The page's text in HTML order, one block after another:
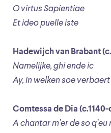
O virtus Sapientiae
Et ideo puelle iste
Hadewijch van Brabant
Namelijke, ghi ende ic
Ay, in welken soe
Comtessa de Dia (c.1140-
A chantar m’er de so